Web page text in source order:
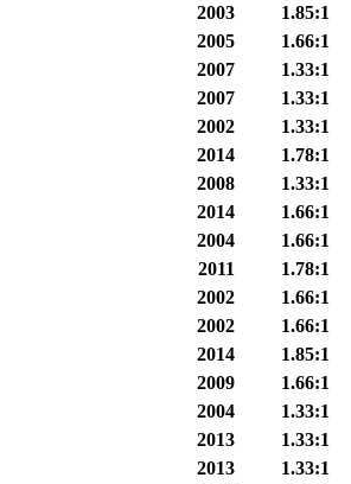
2003
1.85:1
2005
1.66:1
2007
1.33:1
2007
1.33:1
2002
1.33:1
2014
1.78:1
2008
1.33:1
2014
1.66:1
2004
1.66:1
2011
1.78:1
2002
1.66:1
2002
1.66:1
2014
1.85:1
2009
1.66:1
2004
1.33:1
2013
1.33:1
2013
1.33:1